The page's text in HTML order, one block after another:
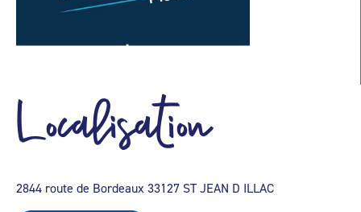
Localisation
2844 route de Bordeaux 33127 ST JEAN D ILLAC